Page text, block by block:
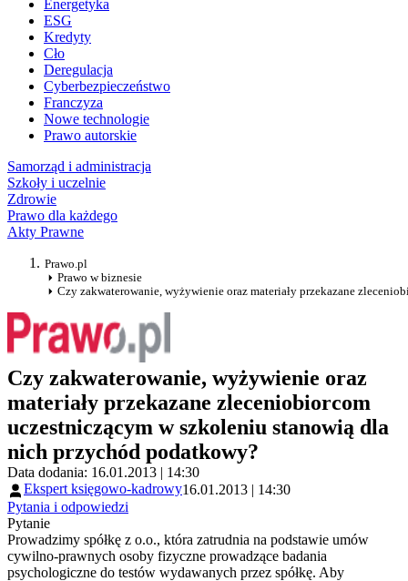
Energetyka
ESG
Kredyty
Cło
Deregulacja
Cyberbezpieczeństwo
Franczyza
Nowe technologie
Prawo autorskie
Samorząd i administracja
Szkoły i uczelnie
Zdrowie
Prawo dla każdego
Akty Prawne
Prawo.pl
Prawo w biznesie
Czy zakwaterowanie, wyżywienie oraz materiały przekazane
Czy zakwaterowanie, wyżywienie oraz
materiały przekazane zleceniobiorcom
uczestniczącym w szkoleniu stanowią dla
nich przychód podatkowy?
Data dodania: 16.01.2013 | 14:30
Ekspert księgowo-kadrowy16.01.2013 | 14:30
Pytania i odpowiedzi
Pytanie
Prowadzimy spółkę z o.o., która zatrudnia na podstawie umów
cywilno-prawnych osoby fizyczne prowadzące badania
psychologiczne do testów wydawanych przez spółkę. Aby